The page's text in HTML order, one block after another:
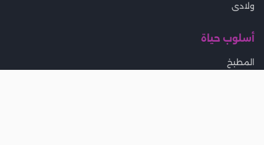
ولادى
أسلوب حياة
المطبخ